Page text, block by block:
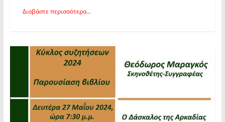
Διαβάστε περισσότερα...